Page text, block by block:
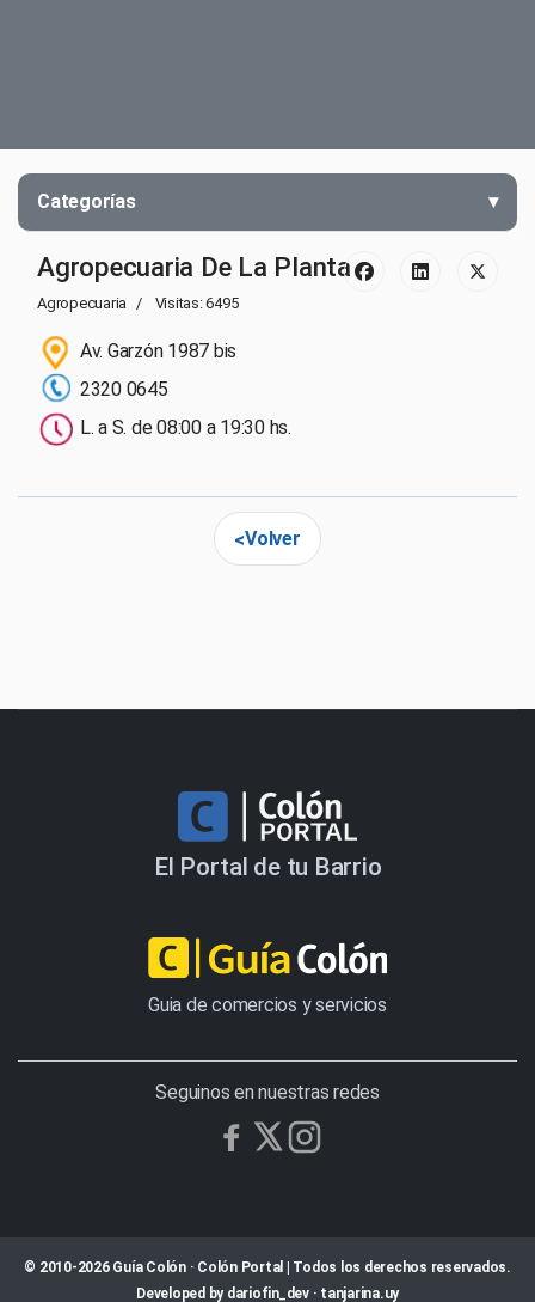
Categorías
Agropecuaria De La Planta
Agropecuaria Visitas: 6495
Av. Garzón 1987 bis
2320 0645
L. a S. de 08:00 a 19:30 hs.
Volver
El Portal de tu Barrio
Guia de comercios y servicios
Seguinos en nuestras redes
© 2010-2026 Guía Colón · Colón Portal | Todos los derechos reservados.
Developed by dariofin_dev· tanjarina.uy